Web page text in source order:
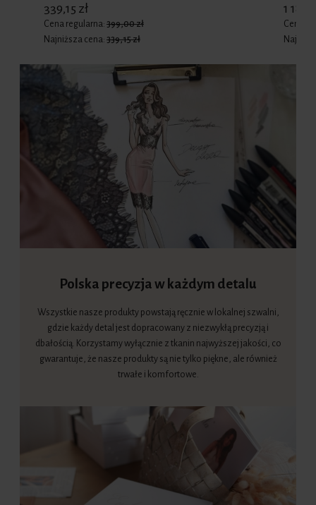
339,15 zł
Cena regularna: 399,00 zł
Najniższa cena: 339,15 zł
1
Cena
Polska precyzja w każdym detalu
Wszystkie nasze produkty powstają ręcznie w lokalnej szwalni,
gdzie każdy detal jest dopracowany z niezwykłą precyzją i
dbałością. Korzystamy wyłącznie z tkanin najwyższej jakości, co
gwarantuje, że nasze produkty są nie tylko piękne, ale również
trwałe i komfortowe.